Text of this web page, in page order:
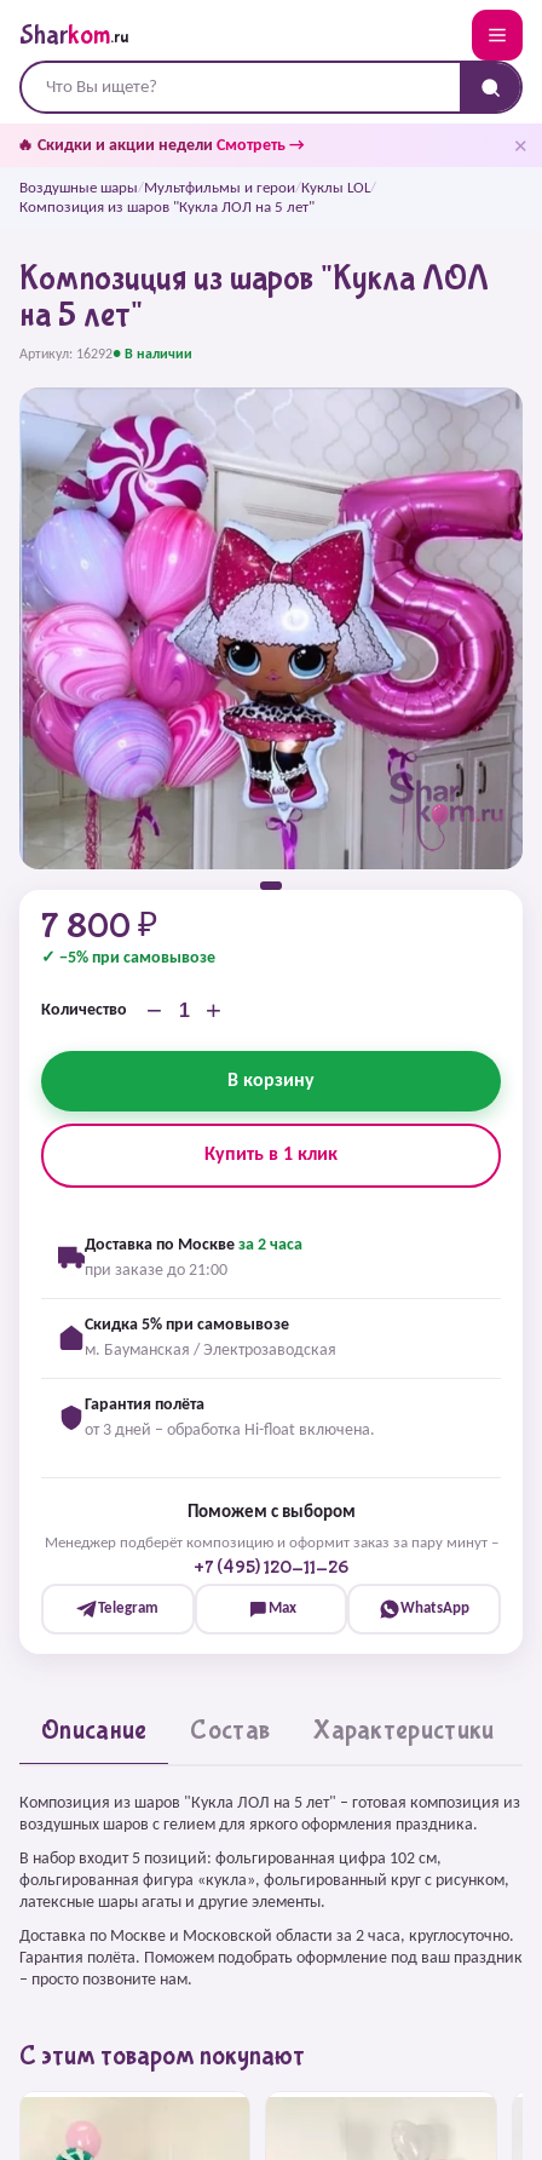
Sharkom.ru
🔥 Скидки и акции недели Смотреть → ✕
Воздушные шары/Мультфильмы и герои/Куклы LOL/
Композиция из шаров "Кукла ЛОЛ на 5 лет"
Композиция из шаров "Кукла ЛОЛ
на 5 лет"
Артикул: 16292● В наличии
7 800 ₽
✓ −5% при самовывозе
Количество − +
В корзину
Купить в 1 клик
Доставка по Москве за 2 часа
при заказе до 21:00
Скидка 5% при самовывозе
м. Бауманская / Электрозаводская
Гарантия полёта
от 3 дней – обработка Hi-float включена.
Поможем с выбором
Менеджер подберёт композицию и оформит заказ за пару минут –
+7 (495) 120-11-26
Telegram Max WhatsApp
Описание Состав Характеристики
Композиция из шаров "Кукла ЛОЛ на 5 лет" – готовая композиция из
воздушных шаров с гелием для яркого оформления праздника.
В набор входит 5 позиций: фольгированная цифра 102 см,
фольгированная фигура «кукла», фольгированный круг с рисунком,
латексные шары агаты и другие элементы.
Доставка по Москве и Московской области за 2 часа, круглосуточно.
Гарантия полёта. Поможем подобрать оформление под ваш праздник
– просто позвоните нам.
С этим товаром покупают